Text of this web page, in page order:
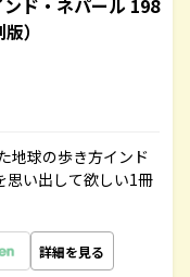
ド・ネパール 198
）
地球の歩き方インド
い出して欲しい1冊
詳細を見る